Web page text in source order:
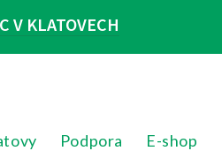
V KLATOVECH
Podpora E-shop